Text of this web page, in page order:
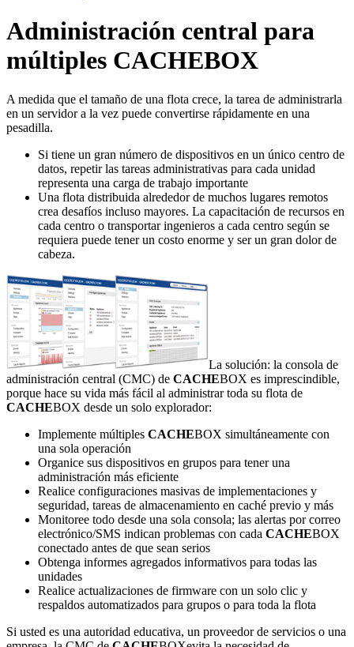
Administración central para
múltiples CACHEBOX
A medida que el tamaño de una flota crece, la tarea de administrarla
en un servidor a la vez puede convertirse rápidamente en una
pesadilla.
Si tiene un gran número de dispositivos en un único centro de
datos, repetir las tareas administrativas para cada unidad
representa una carga de trabajo importante
Una flota distribuida alrededor de muchos lugares remotos
crea desafíos incluso mayores. La capacitación de recursos en
cada centro o transportar ingenieros a cada centro según se
requiera puede tener un costo enorme y ser un gran dolor de
cabeza.
La solución: la consola de
administración central (CMC) de CACHEBOX es imprescindible,
porque hace su vida más fácil al administrar toda su flota de
CACHEBOX desde un solo explorador:
Implemente múltiples CACHEBOX simultáneamente con
una sola operación
Organice sus dispositivos en grupos para tener una
administración más eficiente
Realice configuraciones masivas de implementaciones y
seguridad, tareas de almacenamiento en caché previo y más
Monitoree todo desde una sola consola; las alertas por correo
electrónico/SMS indican problemas con cada CACHEBOX
conectado antes de que sean serios
Obtenga informes agregados informativos para todas las
unidades
Realice actualizaciones de firmware con un solo clic y
respaldos automatizados para grupos o para toda la flota
Si usted es una autoridad educativa, un proveedor de servicios o una